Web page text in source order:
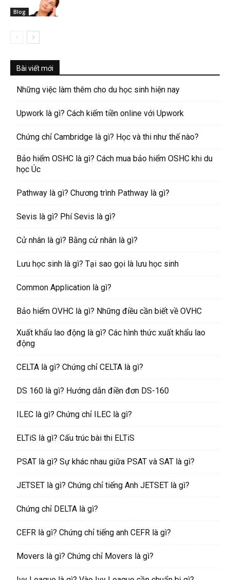
Blog
Bài viết mới
Những việc làm thêm cho du học sinh hiện nay
Upwork là gì? Cách kiếm tiền online với Upwork
Chứng chỉ Cambridge là gì? Học và thi như thế nào?
Bảo hiểm OSHC là gì? Cách mua bảo hiểm OSHC khi du
học Úc
Pathway là gì? Chương trình Pathway là gì?
Sevis là gì? Phí Sevis là gì?
Cử nhân là gì? Bằng cử nhân là gì?
Lưu học sinh là gì? Tại sao gọi là lưu học sinh
Common Application là gì?
Bảo hiểm OVHC là gì? Những điều cần biết về OVHC
Xuất khẩu lao động là gì? Các hình thức xuất khẩu lao
động
CELTA là gì? Chứng chỉ CELTA là gì?
DS 160 là gì? Hướng dẫn điền đơn DS-160
ILEC là gì? Chứng chỉ ILEC là gì?
ELTiS là gì? Cấu trúc bài thi ELTiS
PSAT là gì? Sự khác nhau giữa PSAT và SAT là gì?
JETSET là gì? Chứng chỉ tiếng Anh JETSET là gì?
Chứng chỉ DELTA là gì?
CEFR là gì? Chứng chỉ tiếng anh CEFR là gì?
Movers là gì? Chứng chỉ Movers là gì?